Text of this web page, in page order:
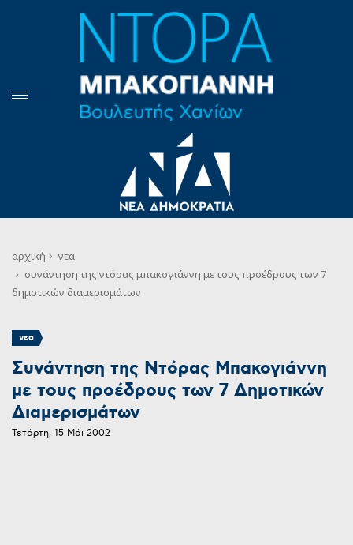
αρχική
νεα
συνάντηση της ντόρας μπακογιάννη με τους προέδρους των 7
δημοτικών διαμερισμάτων
νεα
Συνάντηση της Ντόρας Μπακογιάννη
με τους προέδρους των 7 Δημοτικών
Διαμερισμάτων
Τετάρτη, 15 Μάι 2002